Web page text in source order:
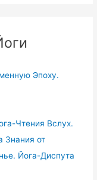
Эпоху.
Чтения Вслух.
Знания от
Йога-Диспута